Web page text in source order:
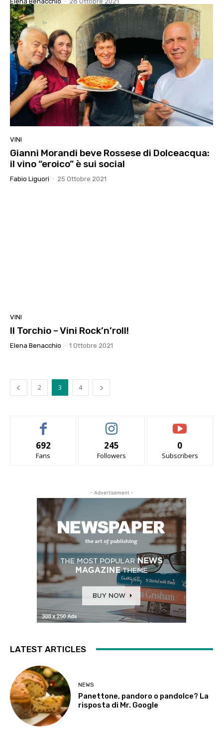
VINI
Gianni Morandi beve Rossese di Dolceacqua:
il vino “eroico” è sui social
Fabio Liguori - 25 Ottobre 2021
VINI
Il Torchio – Vini Rock’n’roll!
Elena Benacchio - 1 Ottobre 2021
2 3 4
692
Fans
245
Followers
0
Subscribers
- Advertisement -
LATEST ARTICLES
NEWS
Panettone, pandoro o pandolce? La
risposta di Mr. Google